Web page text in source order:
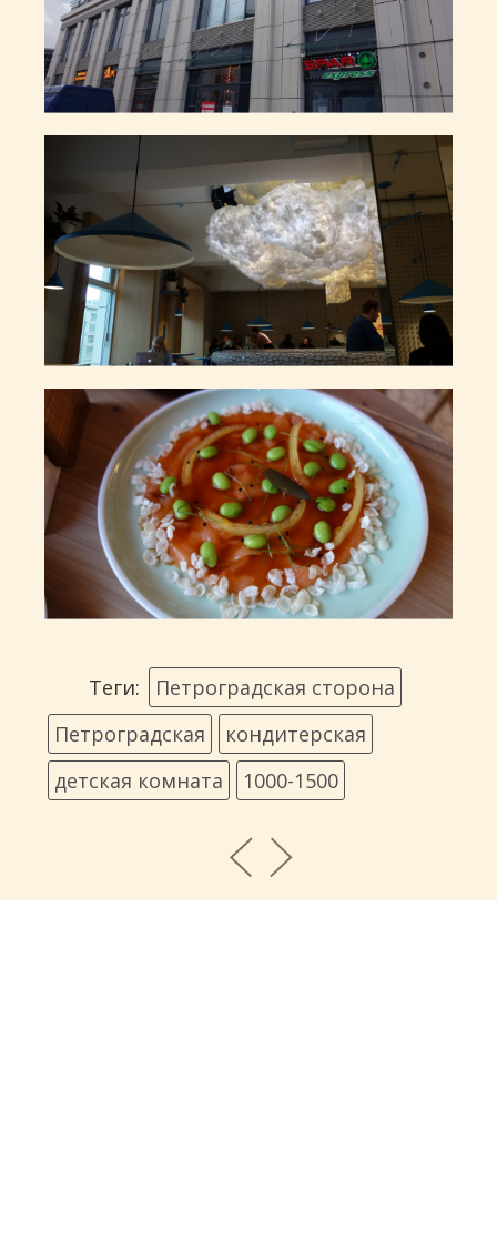
Теги:
Петроградская сторона
Петроградская
кондитерская
детская комната
1000-1500